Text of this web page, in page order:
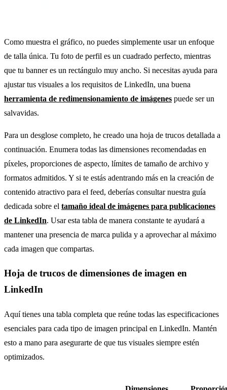
Como muestra el gráfico, no puedes simplemente usar un enfoque
de talla única. Tu foto de perfil es un cuadrado perfecto, mientras
que tu banner es un rectángulo muy ancho. Si necesitas ayuda para
ajustar tus visuales a los requisitos de LinkedIn, una buena
herramienta de redimensionamiento de imágenes puede ser un
salvavidas.
Para un desglose completo, he creado una hoja de trucos detallada a
continuación. Enumera todas las dimensiones recomendadas en
píxeles, proporciones de aspecto, límites de tamaño de archivo y
formatos admitidos. Y si te estás adentrando más en la creación de
contenido atractivo para el feed, deberías consultar nuestra guía
dedicada sobre el tamaño ideal de imágenes para publicaciones
de LinkedIn. Usar esta tabla de manera constante te ayudará a
mantener una presencia de marca pulida y a aprovechar al máximo
cada imagen que compartas.
Hoja de trucos de dimensiones de imagen en
LinkedIn
Aquí tienes una tabla completa que reúne todas las especificaciones
esenciales para cada tipo de imagen principal en LinkedIn. Mantén
esto a mano para asegurarte de que tus visuales siempre estén
optimizados.